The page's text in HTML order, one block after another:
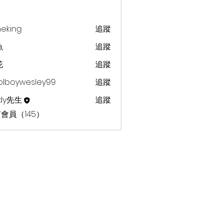
追蹤
追蹤
追蹤
追蹤
先生
追蹤
員（145）